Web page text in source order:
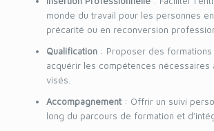
monde du travail pour les personnes
précarité ou en reconversion
Qualification : Proposer des
acquérir les compétences nécessaires
visés.
Accompagnement : Offrir un suivi
long du parcours de formation et